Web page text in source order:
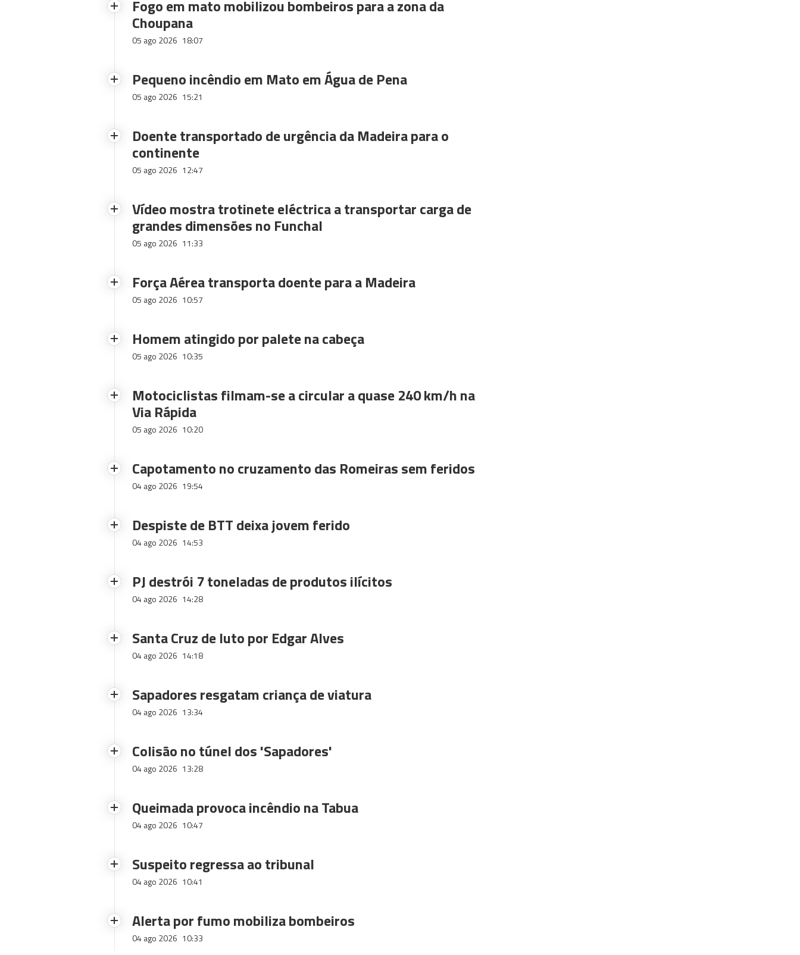
Fogo em mato mobilizou bombeiros para a zona da
Choupana
05 ago 2026 18:07
Pequeno incêndio em Mato em Água de Pena
05 ago 2026 15:21
Doente transportado de urgência da Madeira para o
continente
05 ago 2026 12:47
Vídeo mostra trotinete eléctrica a transportar carga de
grandes dimensões no Funchal
05 ago 2026 11:33
Força Aérea transporta doente para a Madeira
05 ago 2026 10:57
Homem atingido por palete na cabeça
05 ago 2026 10:35
Motociclistas filmam-se a circular a quase 240 km/h na
Via Rápida
05 ago 2026 10:20
Capotamento no cruzamento das Romeiras sem feridos
04 ago 2026 19:54
Despiste de BTT deixa jovem ferido
04 ago 2026 14:53
PJ destrói 7 toneladas de produtos ilícitos
04 ago 2026 14:28
Santa Cruz de luto por Edgar Alves
04 ago 2026 14:18
Sapadores resgatam criança de viatura
04 ago 2026 13:34
Colisão no túnel dos 'Sapadores'
04 ago 2026 13:28
Queimada provoca incêndio na Tabua
04 ago 2026 10:47
Suspeito regressa ao tribunal
04 ago 2026 10:41
Alerta por fumo mobiliza bombeiros
04 ago 2026 10:33